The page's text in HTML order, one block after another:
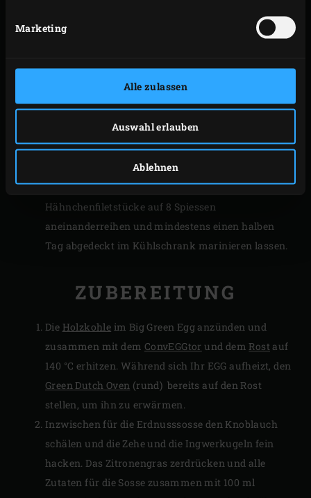
Marketing
Alle zulassen
Auswahl erlauben
Ablehnen
Flüssigkeit vermischen und abkühlen lassen. Die
lassen, damit das Gemüse das süsssaure Aroma
gut aufnehmen kann.
Für die Marinade den Knoblauch schälen und die
Zehe fein hacken. Mit den übrigen Zutaten für die
Marinade vermischen. Für die Spiesse das
Hähnchenschenkelfilet in ca. 3 cm grosse Stücke
schneiden und die Marinade hindurchrühren. Die
Hähnchenfiletstücke auf 8 Spiessen
aneinanderreihen und mindestens einen halben
Tag abgedeckt im Kühlschrank marinieren lassen.
ZUBEREITUNG
Die Holzkohle im Big Green Egg anzünden und
zusammen mit dem ConvEGGtor und demRost auf
140 °C erhitzen. Während sich Ihr EGG aufheizt, den
Green Dutch Oven (rund) bereits auf den Rost
stellen, um ihn zu erwärmen.
Inzwischen für die Erdnusssosse den Knoblauch
schälen und die Zehe und die Ingwerkugeln fein
hacken. Das Zitronengras zerdrücken und alle
Zutaten für die Sosse zusammen mit 100 ml